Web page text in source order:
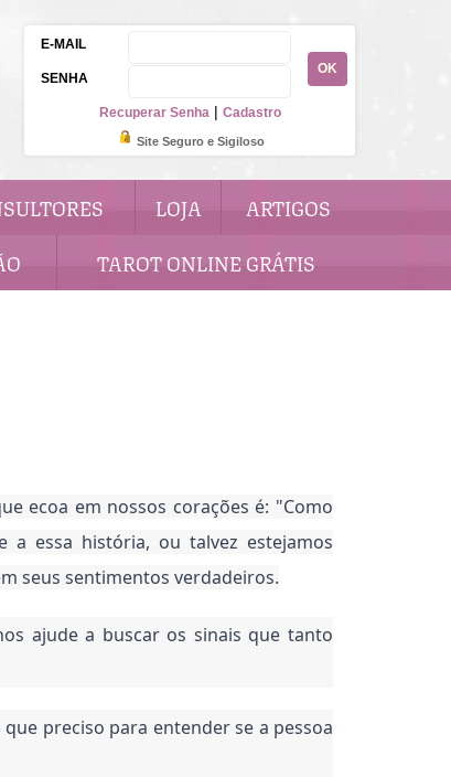
E-MAIL
SENHA
OK
Recuperar Senha | Cadastro
Site Seguro e Sigiloso
LOJA
ARTIGOS
TAROT ONLINE GRÁTIS
ecoa em nossos corações é: "Como
a essa história, ou talvez estejamos
seus sentimentos verdadeiros.
ajude a buscar os sinais que tanto
preciso para entender se a pessoa